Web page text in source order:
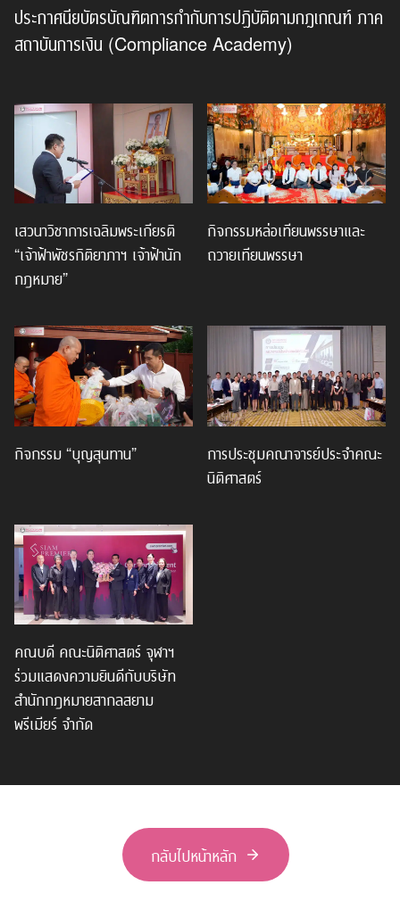
ประกาศนียบัตรบัณฑิตการกำกับการปฏิบัติตามกฎเกณฑ์ ภาค
สถาบันการเงิน (Compliance Academy)
เสวนาวิชาการเฉลิมพระเกียรติ
“เจ้าฟ้าพัชรกิติยาภาฯ เจ้าฟ้านัก
กฎหมาย”
กิจกรรมหล่อเทียนพรรษาและ
ถวายเทียนพรรษา
กิจกรรม “บุญสุนทาน”
การประชุมคณาจารย์ประจำคณะ
นิติศาสตร์
คณบดี คณะนิติศาสตร์ จุฬาฯ
ร่วมแสดงความยินดีกับบริษัท
สำนักกฎหมายสากลสยาม
พรีเมียร์ จำกัด
กลับไปหน้าหลัก